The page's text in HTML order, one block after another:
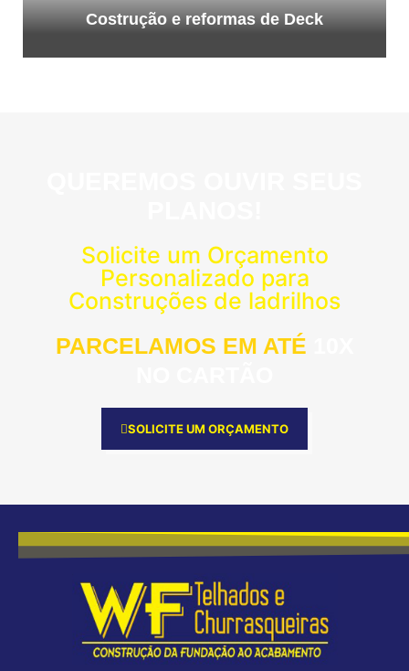
Costrução e reformas de Deck
Solicite um Orçamento
Personalizado para
Construções de ladrilhos
PARCELAMOS EM ATÉ
SOLICITE UM ORÇAMENTO